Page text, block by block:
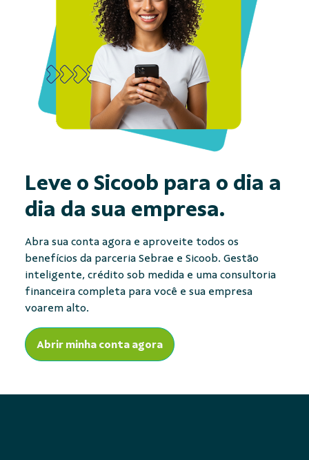
Leve o Sicoob para o dia a
dia da sua empresa.
Abra sua conta agora e aproveite todos os
benefícios da parceria Sebrae e Sicoob. Gestão
inteligente, crédito sob medida e uma consultoria
financeira completa para você e sua empresa
voarem alto.
Abrir minha conta agora